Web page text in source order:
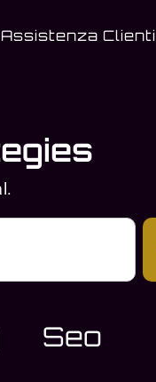
Assistenza Clienti
Seo